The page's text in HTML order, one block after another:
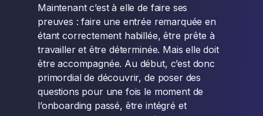
Maintenant c’est à elle de faire ses
preuves : faire une entrée remarquée en
étant correctement habillée, être prête à
travailler et être déterminée. Mais elle doit
être accompagnée. Au début, c’est donc
primordial de découvrir, de poser des
questions pour une fois le moment de
l’onboarding passé, être intégré et